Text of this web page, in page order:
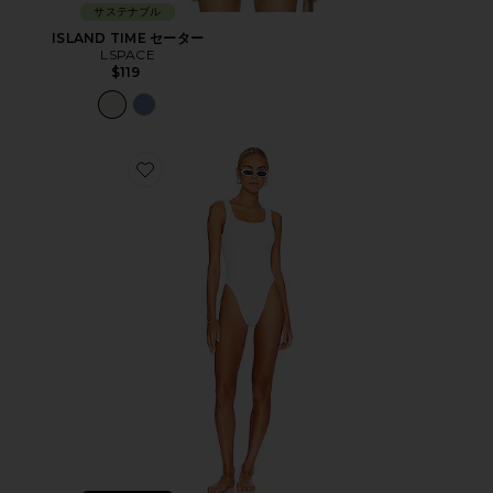
サステナブル
ISLAND TIME セーター
LSPACE
$119
Favorite ワンピース